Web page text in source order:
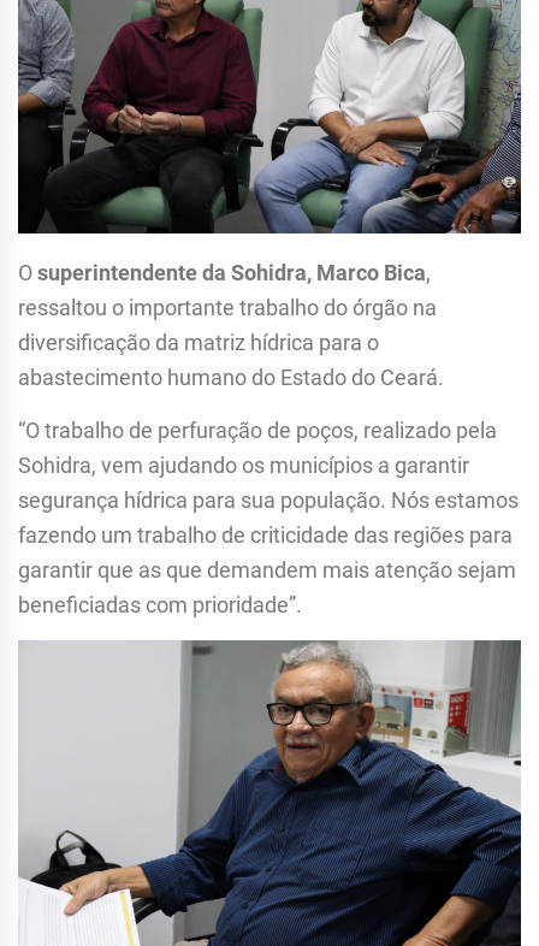
Osuperintendente da Sohidra, Marco Bica,
ressaltou o importante trabalho do órgão na
diversificação da matriz hídrica para o
abastecimento humano do Estado do Ceará.
“O trabalho de perfuração de poços, realizado pela
Sohidra, vem ajudando os municípios a garantir
segurança hídrica para sua população. Nós estamos
fazendo um trabalho de criticidade das regiões para
garantir que as que demandem mais atenção sejam
beneficiadas com prioridade”.